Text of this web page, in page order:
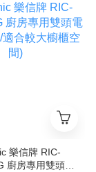
樂信牌 RIC-
廚房專用雙頭電